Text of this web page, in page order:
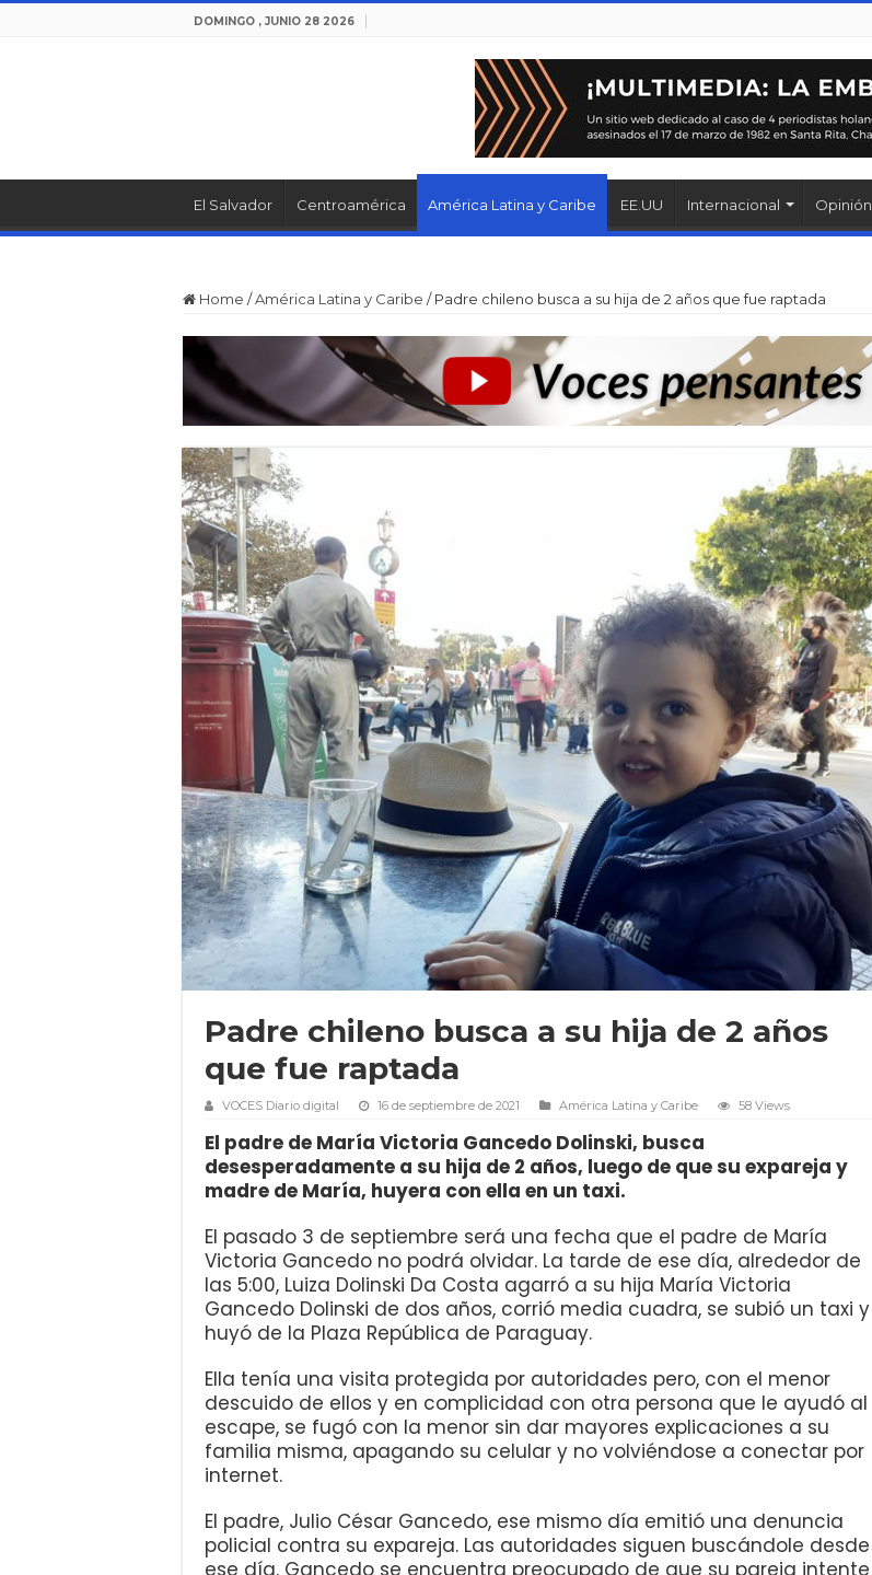
DOMINGO , JUNIO 28 2026
El Salvador Centroamérica América Latina y Caribe EE.UU Internacional Opinión
Home /América Latina y Caribe / Padre chileno busca a su hija de 2 años que fue raptada
Padre chileno busca a su hija de 2 años
que fue raptada
VOCES Diario digital 16 de septiembre de 2021 América Latina y Caribe 58 Views
El padre de María Victoria Gancedo Dolinski, busca
desesperadamente a su hija de 2 años, luego de que su expareja y
madre de María, huyera con ella en un taxi.
El pasado 3 de septiembre será una fecha que el padre de María
Victoria Gancedo no podrá olvidar. La tarde de ese día, alrededor de
las 5:00, Luiza Dolinski Da Costa agarró a su hija María Victoria
Gancedo Dolinski de dos años, corrió media cuadra, se subió un taxi y
huyó de la Plaza República de Paraguay.
Ella tenía una visita protegida por autoridades pero, con el menor
descuido de ellos y en complicidad con otra persona que le ayudó al
escape, se fugó con la menor sin dar mayores explicaciones a su
familia misma, apagando su celular y no volviéndose a conectar por
internet.
El padre, Julio César Gancedo, ese mismo día emitió una denuncia
policial contra su expareja. Las autoridades siguen buscándole desde
ese día. Gancedo se encuentra preocupado de que su pareja intente